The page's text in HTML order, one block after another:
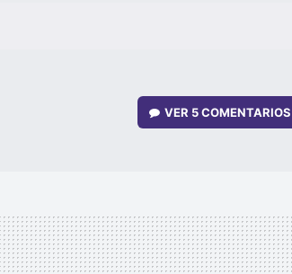
VER 5 COMENTARIOS